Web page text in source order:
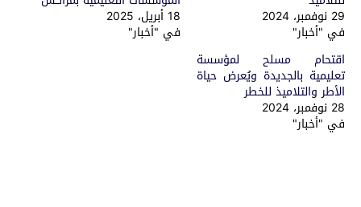
29 نوفمبر، 2024
في "أخبار"
18 أبريل، 2025
في "أخبار"
اقتحام مسلح لمؤسسة
تعليمية بالجديدة ويُعرض حياة
الأطر والتلاميذ للخطر
28 نوفمبر، 2024
في "أخبار"